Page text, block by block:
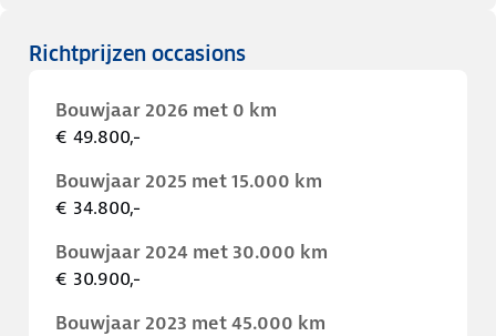
Richtprijzen occasions
Bouwjaar 2026 met 0 km
€ 49.800,-
Bouwjaar 2025 met 15.000 km
€ 34.800,-
Bouwjaar 2024 met 30.000 km
€ 30.900,-
Bouwjaar 2023 met 45.000 km